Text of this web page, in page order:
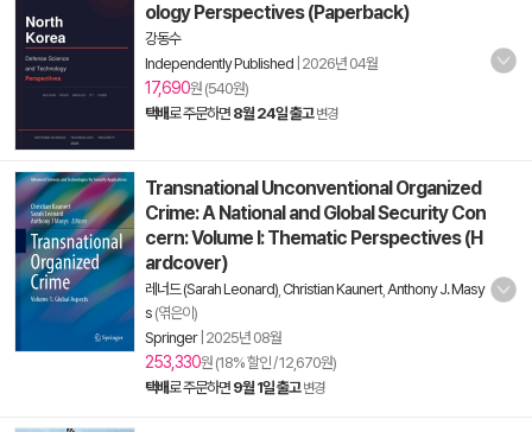
ology Perspectives (Paperback)
강동수
Independently Published 2026년 04월
17,690원 (540원)
택배로 주문하면 8월 24일 출고 변경
Transnational Unconventional Organized
Crime: A National and Global Security Con
cern: Volume I: Thematic Perspectives (H
ardcover)
레너드 (Sarah Leonard) Christian Kaunert, Anthony J. Masy
s (엮은이)
Springer| 2025년 08월
253,330원 (18% 할인 / 12,670원)
택배로 주문하면 9월 1일 출고 변경